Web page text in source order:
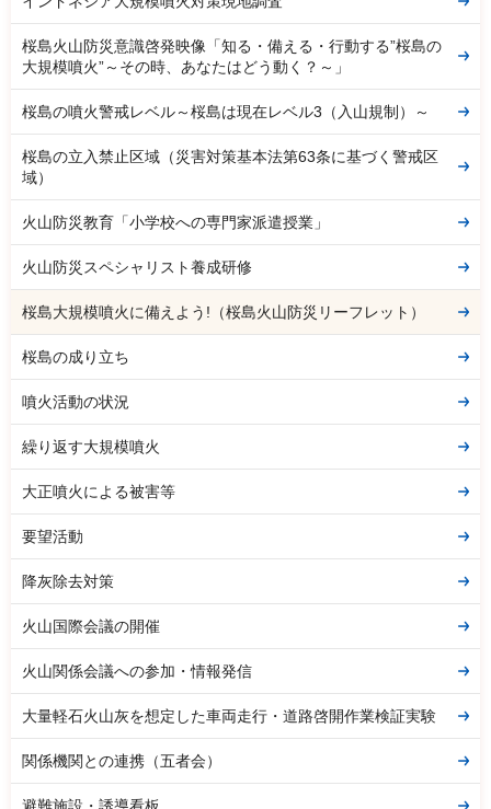
桜島火山防災意識啓発映像「知る・備える・行動する”桜島の
大規模噴火”～その時、あなたはどう動く？～」
桜島の噴火警戒レベル～桜島は現在レベル3（入山規制）～
桜島の立入禁止区域（災害対策基本法第63条に基づく警戒区
域）
火山防災教育「小学校への専門家派遣授業」
火山防災スペシャリスト養成研修
桜島大規模噴火に備えよう!（桜島火山防災リーフレット）
桜島の成り立ち
噴火活動の状況
繰り返す大規模噴火
大正噴火による被害等
要望活動
降灰除去対策
火山国際会議の開催
火山関係会議への参加・情報発信
大量軽石火山灰を想定した車両走行・道路啓開作業検証実験
関係機関との連携（五者会）
避難施設・誘導看板